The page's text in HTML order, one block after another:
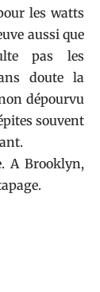
les watts
aussi que
pas les
doute la
dépourvu
souvent
A Brooklyn,